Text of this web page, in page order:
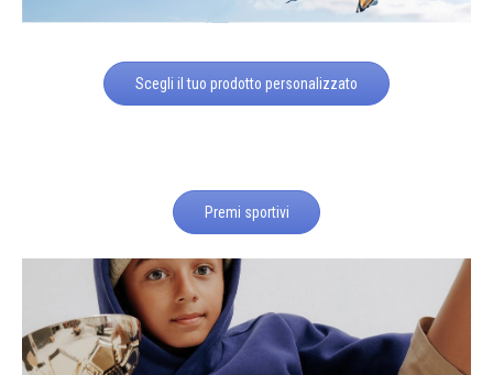
Scegli il tuo prodotto personalizzato
Premi sportivi